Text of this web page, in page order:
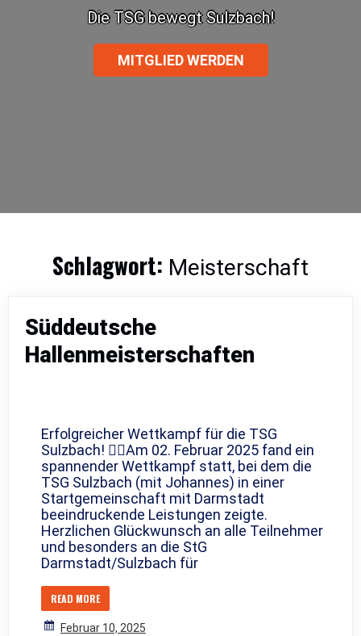
Die TSG bewegt Sulzbach!
MITGLIED WERDEN
Schlagwort: Meisterschaft
Süddeutsche
Hallenmeisterschaften
Erfolgreicher Wettkampf für die TSG
Sulzbach! 🏃‍♂️Am 02. Februar 2025 fand ein
spannender Wettkampf statt, bei dem die
TSG Sulzbach (mit Johannes) in einer
Startgemeinschaft mit Darmstadt
beeindruckende Leistungen zeigte.
Herzlichen Glückwunsch an alle Teilnehmer
und besonders an die StG
Darmstadt/Sulzbach für
READ MORE
Februar 10, 2025